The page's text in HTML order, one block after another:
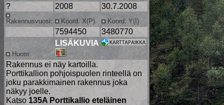
? 2008 30.7.2008
Rakennusvuosi: Koord. X(P) Koord. Y(I)
7594450 3480770
Huom:
LISÄKUVIA
Rakennus ei näy kartoilla.
Porttikallion pohjoispuolen rinteellä on
joku parakkimainen rakennus joka
näkyy joelle.
Katso 135A Porttikallio eteläinen